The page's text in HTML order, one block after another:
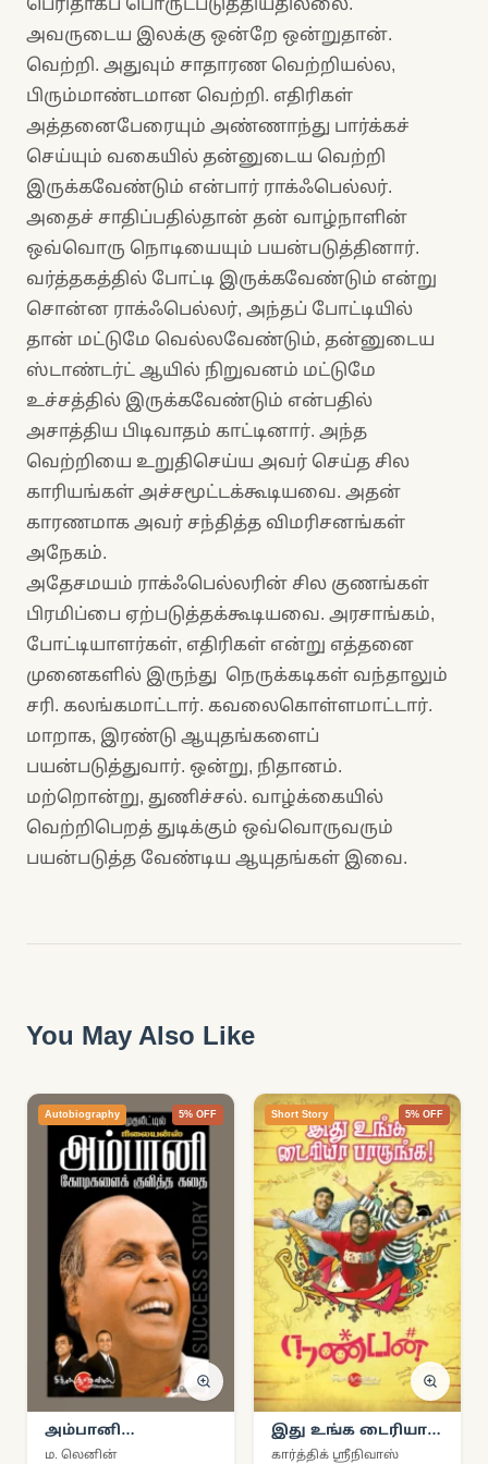
பெரிதாகப் பொருட்படுத்தியதில்லை.
அவருடைய இலக்கு ஒன்றே ஒன்றுதான்.
வெற்றி. அதுவும் சாதாரண வெற்றியல்ல,
பிரும்மாண்டமான வெற்றி. எதிரிகள்
அத்தனைபேரையும் அண்ணாந்து பார்க்கச்
செய்யும் வகையில் தன்னுடைய வெற்றி
இருக்கவேண்டும் என்பார் ராக்ஃபெல்லர்.
அதைச் சாதிப்பதில்தான் தன் வாழ்நாளின்
ஒவ்வொரு நொடியையும் பயன்படுத்தினார்.
வர்த்தகத்தில் போட்டி இருக்கவேண்டும் என்று
சொன்ன ராக்ஃபெல்லர், அந்தப் போட்டியில்
தான் மட்டுமே வெல்லவேண்டும், தன்னுடைய
ஸ்டாண்டர்ட் ஆயில் நிறுவனம் மட்டுமே
உச்சத்தில் இருக்கவேண்டும் என்பதில்
அசாத்திய பிடிவாதம் காட்டினார். அந்த
வெற்றியை உறுதிசெய்ய அவர் செய்த சில
காரியங்கள் அச்சமூட்டக்கூடியவை. அதன்
காரணமாக அவர் சந்தித்த விமரிசனங்கள்
அநேகம்.
அதேசமயம் ராக்ஃபெல்லரின் சில குணங்கள்
பிரமிப்பை ஏற்படுத்தக்கூடியவை. அரசாங்கம்,
போட்டியாளர்கள், எதிரிகள் என்று எத்தனை
முனைகளில் இருந்து நெருக்கடிகள் வந்தாலும்
சரி. கலங்கமாட்டார். கவலைகொள்ளமாட்டார்.
மாறாக, இரண்டு ஆயுதங்களைப்
பயன்படுத்துவார். ஒன்று, நிதானம்.
மற்றொன்று, துணிச்சல். வாழ்க்கையில்
வெற்றிபெறத் துடிக்கும் ஒவ்வொருவரும்
பயன்படுத்த வேண்டிய ஆயுதங்கள் இவை.
You May Also Like
Autobiography 5% OFF
அம்பானி
கோடிகளைக்
ம. லெனின்
Short Story 5% OFF
இது உங்க டைரியா
பாருங்க!
கார்த்திக் ஸ்ரீநிவாஸ்